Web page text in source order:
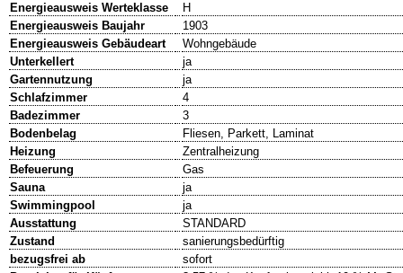
Energieausweis Werteklasse
H
Energieausweis Baujahr
1903
Energieausweis Gebäudeart
Wohngebäude
Unterkellert
ja
Gartennutzung
ja
Schlafzimmer
4
Badezimmer
3
Bodenbelag
Fliesen, Parkett, Laminat
Heizung
Zentralheizung
Befeuerung
Gas
Sauna
ja
Swimmingpool
ja
Ausstattung
STANDARD
Zustand
sanierungsbedürftig
bezugsfrei ab
sofort